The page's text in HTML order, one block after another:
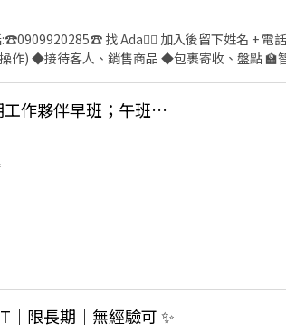
找 Ada🙋‍♀️ 加入後留下姓名 + 電
同，個別面試可問(津貼包含區域，班別，交通三項
+ 截圖職缺🤩 🈚️詐騙🈚️💯安心就業💯
👍 7-11便利商店急徵大夜班；門市長期工作夥伴早班；午班；大夜班
｜限長期｜無經驗可 ✨